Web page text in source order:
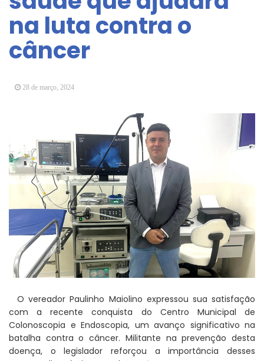
Arujá promove 2º encontro da Jornada de
Conhecimento em Bem-Estar Animal no Parque
dos Ipês
Arujá terá novo posto para emissão do Cartão
TOP
na luta contra o
câncer
28 de março, 2024
O vereador Paulinho Maiolino expressou sua satisfação
com a recente conquista do Centro Municipal de
Colonoscopia e Endoscopia, um avanço significativo na
batalha contra o câncer. Militante na prevenção desta
doença, o legislador reforçou a importância desses